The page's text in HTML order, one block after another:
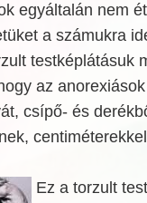
egyáltalán nem
a számukra
testképlátásuk
az
csípő- és
Ez a torzult